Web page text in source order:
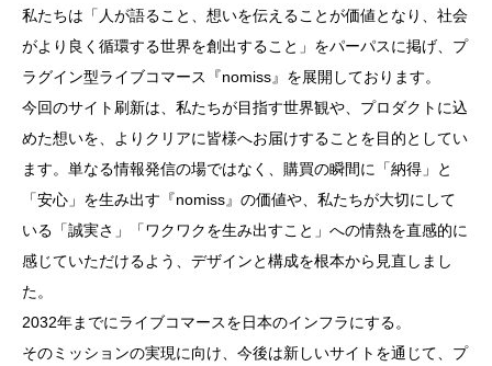
私たちは「人が語ること、想いを伝えることが価値となり、社会
がより良く循環する世界を創出すること」をパーパスに掲げ、プ
ラグイン型ライブコマース『nomiss』を展開しております。
今回のサイト刷新は、私たちが目指す世界観や、プロダクトに込
めた想いを、よりクリアに皆様へお届けすることを目的としてい
ます。単なる情報発信の場ではなく、購買の瞬間に「納得」と
「安心」を生み出す『nomiss』の価値や、私たちが大切にして
いる「誠実さ」「ワクワクを生み出すこと」への情熱を直感的に
感じていただけるよう、デザインと構成を根本から見直しまし
た。
2032年までにライブコマースを日本のインフラにする。
そのミッションの実現に向け、今後は新しいサイトを通じて、プ